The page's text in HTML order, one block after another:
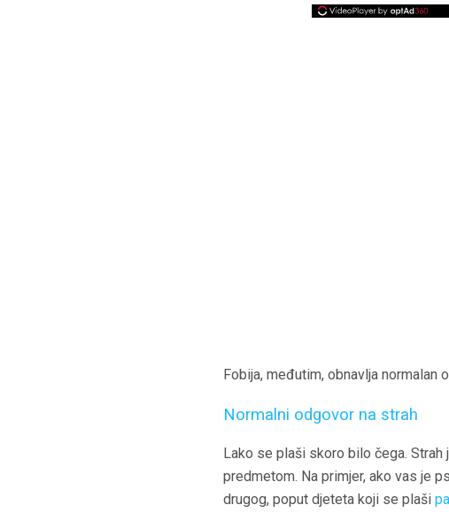
Fobija, međutim, obnavlja
Normalni odgovor na strah
Lako se plaši skoro bilo čega.
predmetom. Na primjer, ako vas je
drugog, poput djeteta koji se plaši